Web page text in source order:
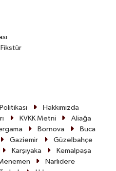
Hakkımızda
KVKK Metni
Aliağa
Bornova
Buca
Gaziemir
Güzelbahçe
Karşıyaka
Kemalpaşa
Narlıdere